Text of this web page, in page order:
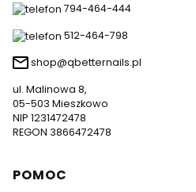
794-464-444
512-464-798
shop@qbetternails.pl
ul. Malinowa 8,
05-503 Mieszkowo
NIP 1231472478
REGON 3866472478
Linki w stopce
POMOC